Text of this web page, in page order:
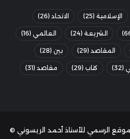
الإسلامية (25) الاتحاد (26)
الشريعة (24) العالمي (16)
المقاصد (29) بين (28)
(32) كتاب (29) مقاصد (31)
الرسمي للأستاذ أحمد الريسوني ©